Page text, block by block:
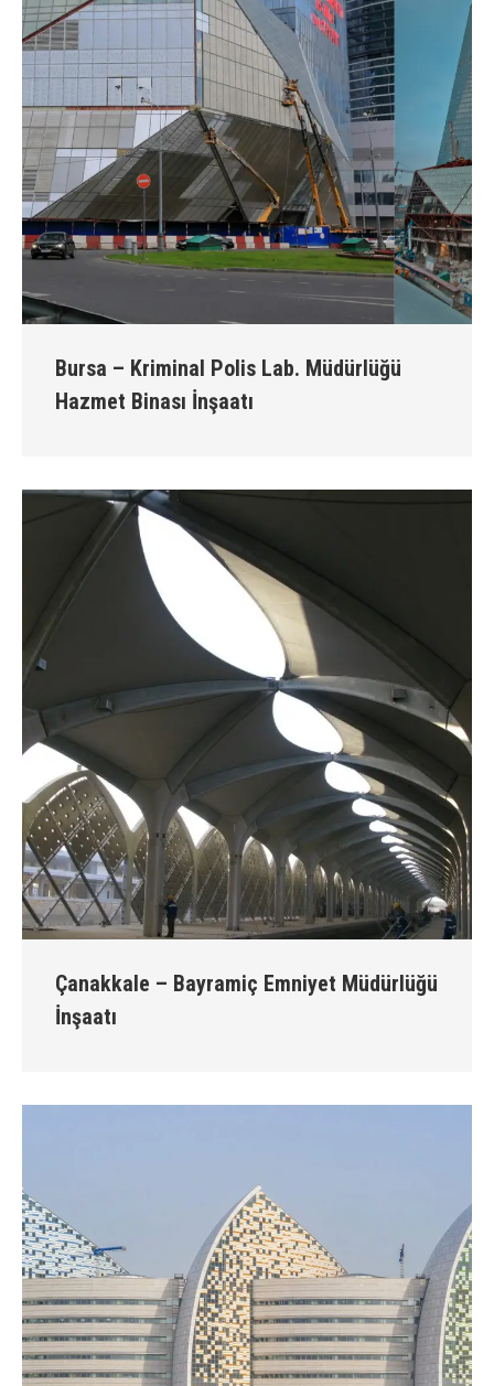
Bursa – Kriminal Polis Lab. Müdürlüğü
Hazmet Binası İnşaatı
Çanakkale – Bayramiç Emniyet Müdürlüğü
İnşaatı